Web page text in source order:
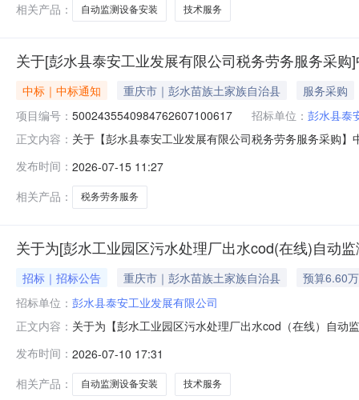
相关产品：
自动监测设备安装 技术服务
关于[彭水县泰安工业发展有限公司税务劳务服务采购
中标｜中标通知 重庆市｜彭水苗族土家族自治县
服务采购
项目编号： 5002435540984762607100617 招标单位： 彭水县泰
正文内容： 关于【彭水县泰安工业发展有限公司税务劳务服务采购
（￥65,000.00元）所需中介服务事项是否破产业务服务
6.5万元/人
发布时间： 2026-07-15 11:27
相关产品：
税务劳务服务
关于为[彭水工业园区污水处理厂出水cod(在线)自动
招标｜招标公告 重庆市｜彭水苗族土家族自治县
预算6.60
招标单位： 彭水县泰安工业发展有限公司
正文内容： 关于为【彭水工业园区污水处理厂出水cod（在线）自动
处理厂出水cod（在线）自动监测设备安装及技术服务采
需中介服务事项所需服务类型信息咨
发布时间： 2026-07-10 17:31
相关产品：
自动监测设备安装 技术服务